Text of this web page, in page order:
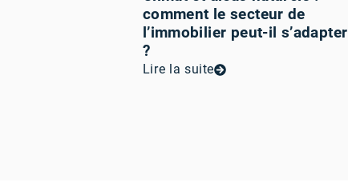
comment le secteur de
l’immobilier peut-il s’adapter
?
Lire la suite